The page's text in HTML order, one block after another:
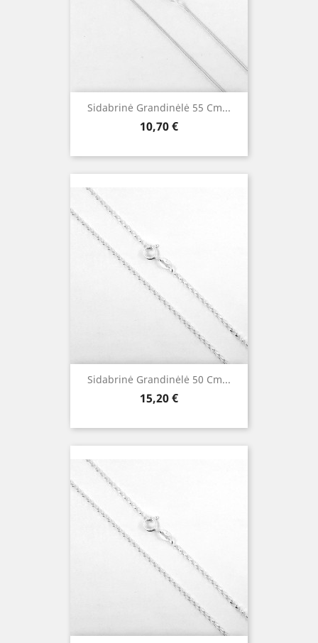
Sidabrinė Grandinėlė 55 Cm...
Kaina
10,70 €
Sidabrinė Grandinėlė 50 Cm...
Kaina
15,20 €